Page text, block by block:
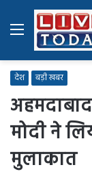
Menu
देश बड़ी खबर
मोदी ने
मुलाकात